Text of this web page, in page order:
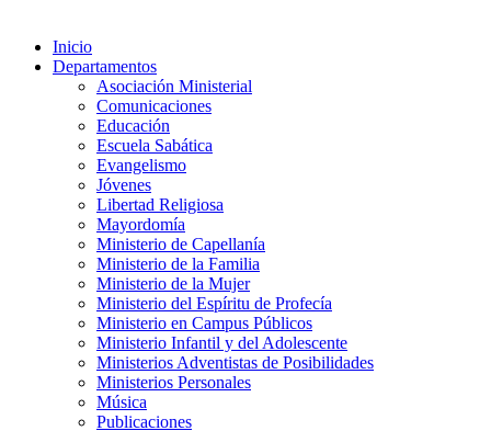
Inicio
Departamentos
Asociación Ministerial
Comunicaciones
Educación
Escuela Sabática
Evangelismo
Jóvenes
Libertad Religiosa
Mayordomía
Ministerio de Capellanía
Ministerio de la Familia
Ministerio de la Mujer
Ministerio del Espíritu de Profecía
Ministerio en Campus Públicos
Ministerio Infantil y del Adolescente
Ministerios Adventistas de Posibilidades
Ministerios Personales
Música
Publicaciones